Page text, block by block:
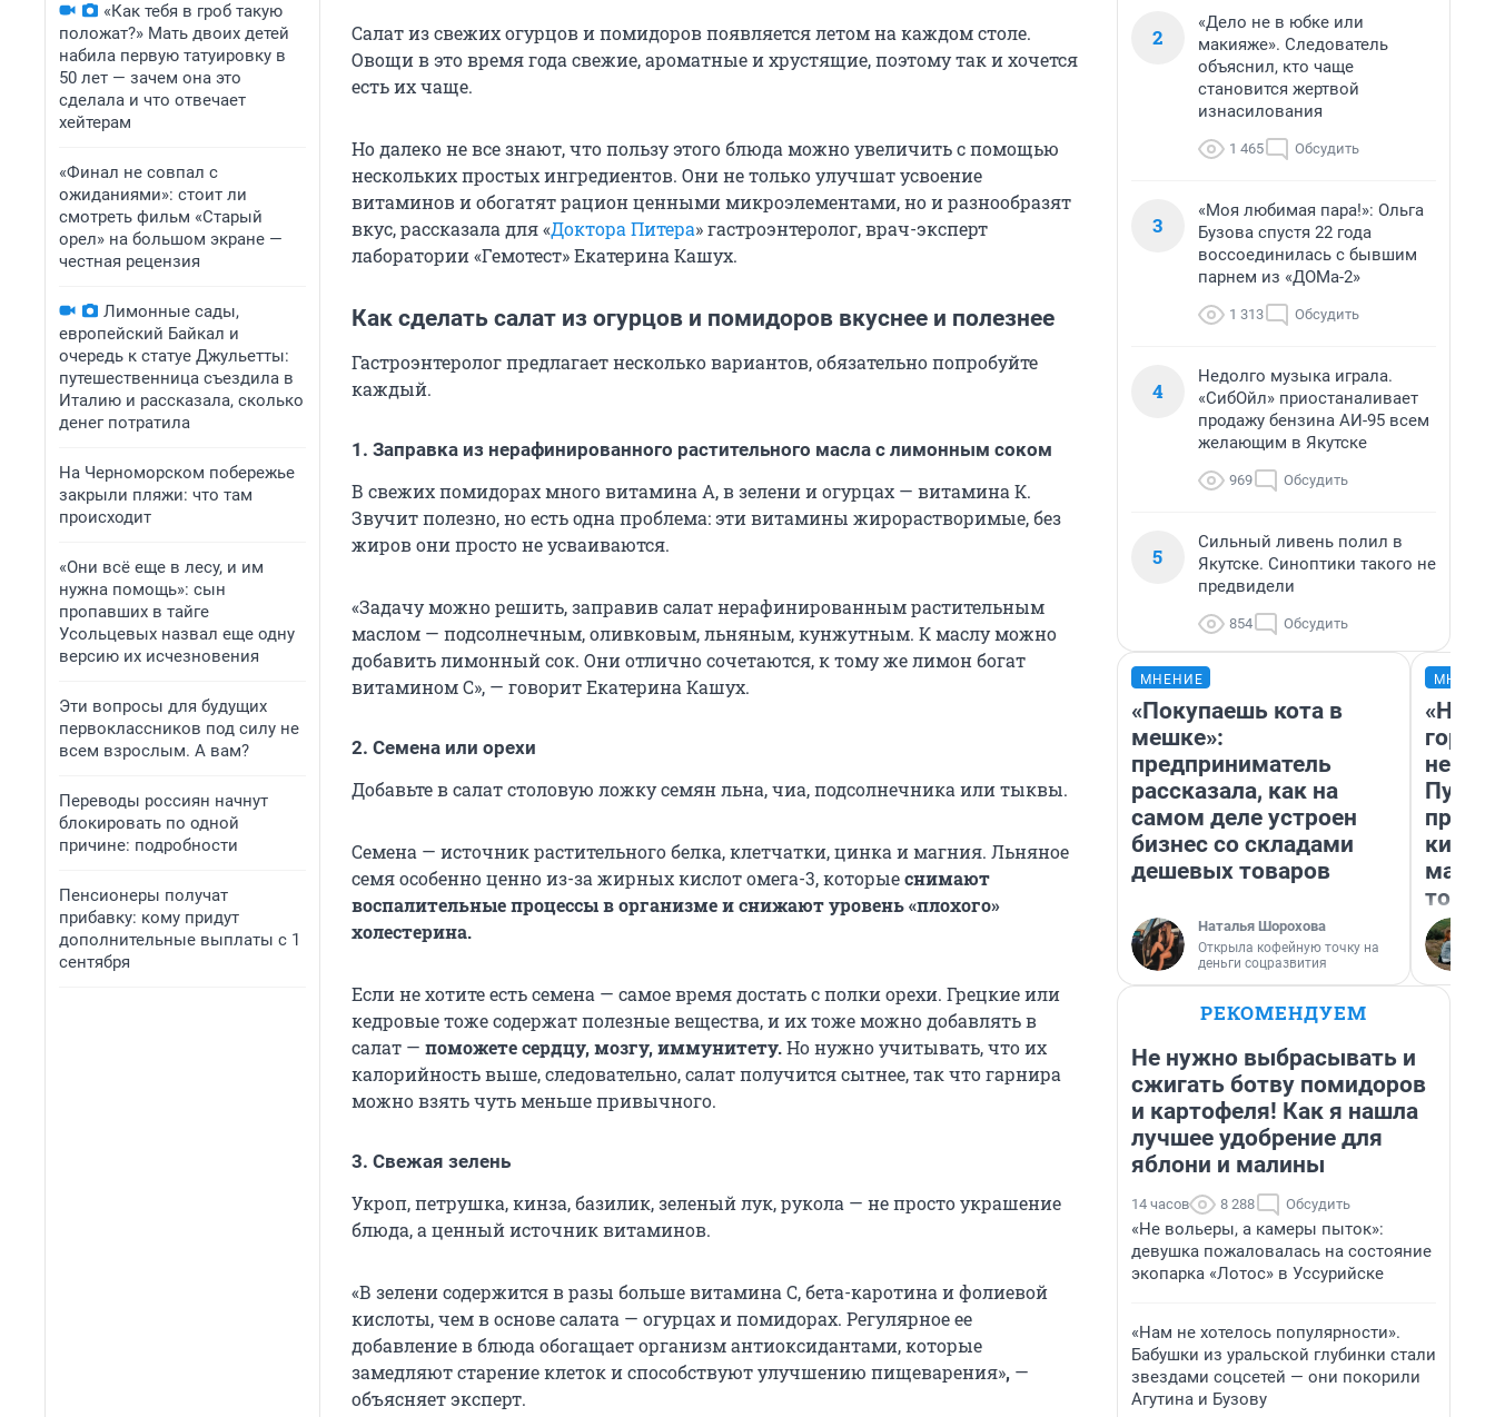
«Как тебя в гроб такую
положат?» Мать двоих детей
набила первую татуировку в
50 лет — зачем она это
сделала и что отвечает
хейтерам
«Финал не совпал с
ожиданиями»: стоит ли
смотреть фильм «Старый
орел» на большом экране —
честная рецензия
Лимонные сады,
европейский Байкал и
очередь к статуе Джульетты:
путешественница съездила в
Италию и рассказала, сколько
денег потратила
На Черноморском побережье
закрыли пляжи: что там
происходит
«Они всё еще в лесу, и им
нужна помощь»: сын
пропавших в тайге
Усольцевых назвал еще одну
версию их исчезновения
Эти вопросы для будущих
первоклассников под силу не
всем взрослым. А вам?
Переводы россиян начнут
блокировать по одной
причине: подробности
Пенсионеры получат
прибавку: кому придут
дополнительные выплаты с 1
сентября
Салат из свежих огурцов и помидоров появляется летом на каждом столе.
Овощи в это время года свежие, ароматные и хрустящие, поэтому так и хочется
есть их чаще.
Но далеко не все знают, что пользу этого блюда можно увеличить с помощью
нескольких простых ингредиентов. Они не только улучшат усвоение
витаминов и обогатят рацион ценными микроэлементами, но и разнообразят
вкус, рассказала для «Доктора Питера» гастроэнтеролог, врач-эксперт
лаборатории «Гемотест» Екатерина Кашух.
Как сделать салат из огурцов и помидоров вкуснее и полезнее
Гастроэнтеролог предлагает несколько вариантов, обязательно попробуйте
каждый.
1. Заправка из нерафинированного растительного масла с лимонным соком
В свежих помидорах много витамина А, в зелени и огурцах — витамина К.
Звучит полезно, но есть одна проблема: эти витамины жирорастворимые, без
жиров они просто не усваиваются.
«Задачу можно решить, заправив салат нерафинированным растительным
маслом — подсолнечным, оливковым, льняным, кунжутным. К маслу можно
добавить лимонный сок. Они отлично сочетаются, к тому же лимон богат
витамином С», — говорит Екатерина Кашух.
2. Семена или орехи
Добавьте в салат столовую ложку семян льна, чиа, подсолнечника или тыквы.
Семена — источник растительного белка, клетчатки, цинка и магния. Льняное
семя особенно ценно из-за жирных кислот омега-3, которыеснимают
воспалительные процессы в организме и снижают уровень «плохого»
холестерина.
Если не хотите есть семена — самое время достать с полки орехи. Грецкие или
кедровые тоже содержат полезные вещества, и их тоже можно добавлять в
салат — поможете сердцу, мозгу, иммунитету.Но нужно учитывать, что их
калорийность выше, следовательно, салат получится сытнее, так что гарнира
можно взять чуть меньше привычного.
3. Свежая зелень
Укроп, петрушка, кинза, базилик, зеленый лук, рукола — не просто украшение
блюда, а ценный источник витаминов.
«В зелени содержится в разы больше витамина С, бета-каротина и фолиевой
кислоты, чем в основе салата — огурцах и помидорах. Регулярное ее
добавление в блюда обогащает организм антиоксидантами, которые
замедляют старение клеток и способствуют улучшению пищеварения», —
объясняет эксперт.
2
«Дело не в юбке или
макияже». Следователь
объяснил, кто чаще
становится жертвой
изнасилования
1 465 Обсудить
3
«Моя любимая пара!»: Ольга
Бузова спустя 22 года
воссоединилась с бывшим
парнем из «ДОМа-2»
1 313 Обсудить
4
Недолго музыка играла.
«СибОйл» приостаналивает
продажу бензина АИ-95 всем
желающим в Якутске
969 Обсудить
5
Сильный ливень полил в
Якутске. Синоптики такого не
предвидели
854 Обсудить
МНЕНИЕ
«Покупаешь кота в
мешке»:
предприниматель
рассказала, как на
самом деле устроен
бизнес со складами
дешевых товаров
Наталья Шорохова
Открыла кофейную точку на
деньги соцразвития
«Нет
того
РЕКОМЕНДУЕМ
Не нужно выбрасывать и
сжигать ботву помидоров
и картофеля! Как я нашла
лучшее удобрение для
яблони и малины
14 часов 8 288 Обсудить
«Не вольеры, а камеры пыток»:
девушка пожаловалась на состояние
экопарка «Лотос» в Уссурийске
«Нам не хотелось популярности».
Бабушки из уральской глубинки стали
звездами соцсетей — они покорили
Агутина и Бузову